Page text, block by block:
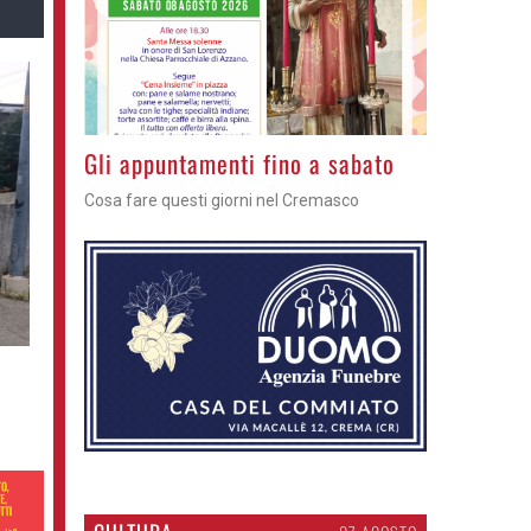
Gli appuntamenti fino a sabato
Cosa fare questi giorni nel Cremasco